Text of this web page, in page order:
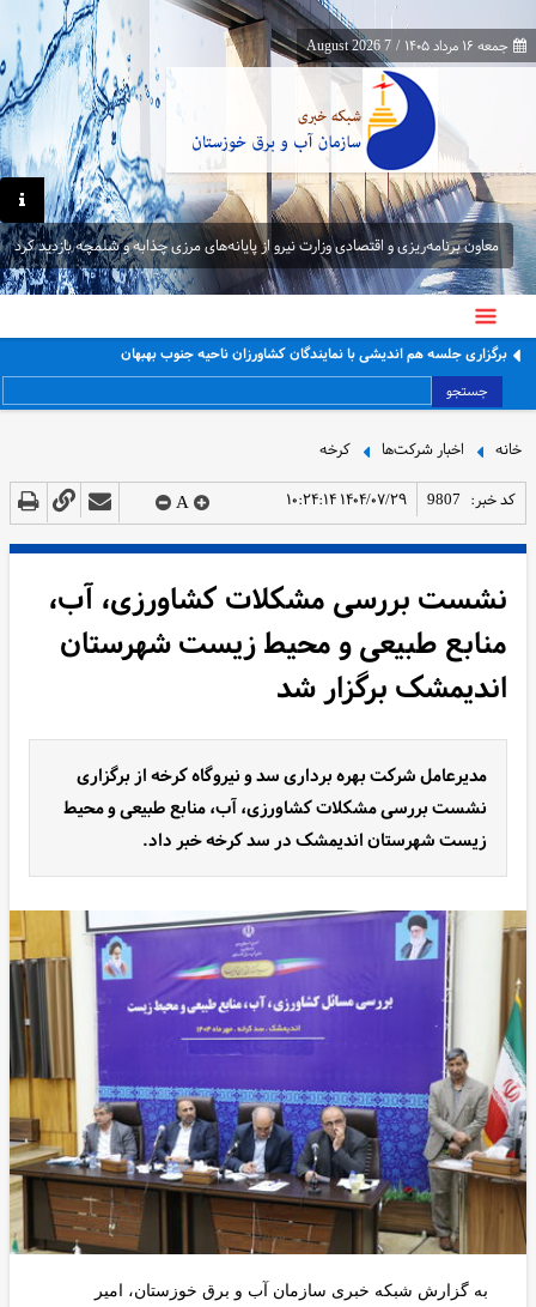
جمعه ۱۶ مرداد ۱۴۰۵ /
7 August 2026
معاون برنامه‌ریزی و اقتصادی وزارت نیرو از پایانه‌های مرزی چذابه و شلمچه بازدید کرد
برگزاری جلسه هم اندیشی با نمایندگان کشاورزان ناحیه جنوب بهبهان
جستجو
خانه اخبار شرکت‌ها کرخه
کد خبر: 9807 ۱۴۰۴/۰۷/۲۹ ۱۰:۲۴:۱۴ A
نشست بررسی مشکلات کشاورزی، آب،
منابع طبیعی و محیط زیست شهرستان
اندیمشک برگزار شد
مدیرعامل شرکت بهره برداری سد و نیروگاه کرخه از برگزاری
نشست بررسی مشکلات کشاورزی، آب، منابع طبیعی و محیط
زیست شهرستان اندیمشک در سد کرخه خبر داد.
به گزارش شبکه خبری سازمان آب و برق خوزستان، امیر